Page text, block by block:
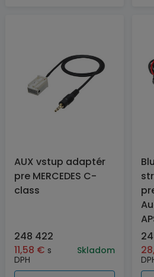
AUX vstup adaptér
pre MERCEDES C-
class
248 422
11,58 € s
DPH
Skladom